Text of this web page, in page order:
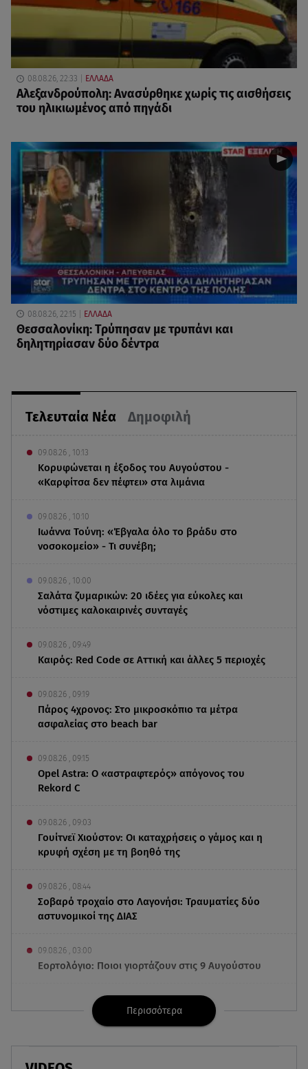
Τελευταία Νέα Δημοφιλή
09.08.26 , 10:13
Κορυφώνεται η έξοδος του Αυγούστου -
«Καρφίτσα δεν πέφτει» στα λιμάνια
09.08.26 , 10:10
Ιωάννα Τούνη: «Έβγαλα όλο το βράδυ στο
νοσοκομείο» - Τι συνέβη;
09.08.26 , 10:00
Σαλάτα ζυμαρικών: 20 ιδέες για εύκολες και
νόστιμες καλοκαιρινές συνταγές
09.08.26 , 09:49
Καιρός: Red Code σε Αττική και άλλες 5 περιοχές
09.08.26 , 09:19
Πάρος 4χρονος: Στο μικροσκόπιο τα μέτρα
ασφαλείας στο beach bar
09.08.26 , 09:15
Opel Astra: Ο «αστραφτερός» απόγονος του
Rekord C
09.08.26 , 09:03
Γουίτνεϊ Χιούστον: Οι καταχρήσεις ο γάμος και η
κρυφή σχέση με τη βοηθό της
09.08.26 , 08:44
Σοβαρό τροχαίο στο Λαγονήσι: Τραυματίες δύο
αστυνομικοί της ΔΙΑΣ
09.08.26 , 03:00
Εορτολόγιο: Ποιοι γιορτάζουν στις 9 Αυγούστου
Αττική: Μπαράζ διαρρήξεων – Λεία 70.000 ευρώ
από μεζονέτα
08.08.26 , 23:30
Περισσότερα
08.08.26, 22:33 ΕΛΛΑΔΑ
Αλεξανδρούπολη: Ανασύρθηκε χωρίς τις αισθήσεις
του ηλικιωμένος από πηγάδι
08.08.26, 22:15 ΕΛΛΑΔΑ
Θεσσαλονίκη: Τρύπησαν με τρυπάνι και
δηλητηρίασαν δύο δέντρα